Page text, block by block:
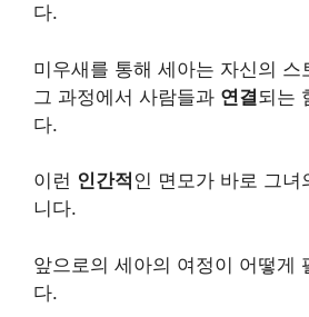
다.
미우새를 통해 세아는 자신의 스
그 과정에서 사람들과 연결되는
다.
이런 인간적 인 면모가 바로 그녀
니다.
앞으로의 세아의 여정이 어떻게
다.